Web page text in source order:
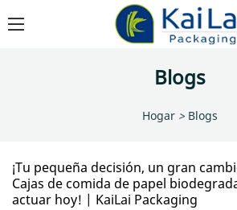
Blogs
Hogar > Blogs
¡Tu pequeña decisión, un gran
Cajas de comida de papel
actuar hoy! | KaiLai Packaging